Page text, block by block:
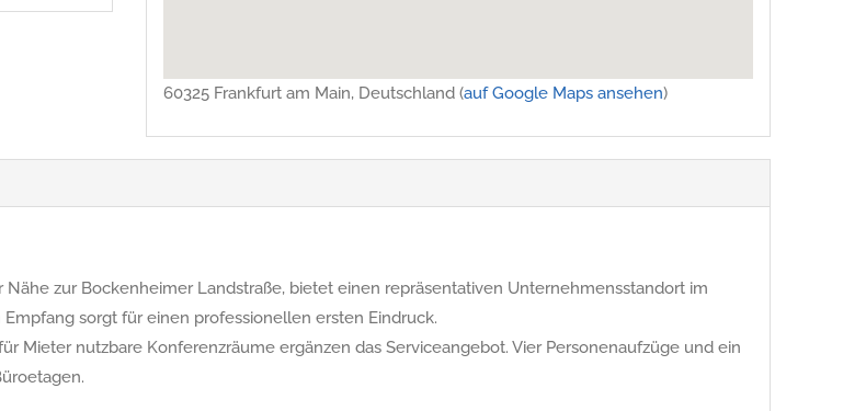
60325 Frankfurt am Main, Deutschland (auf Google Maps ansehen)
zur Bockenheimer Landstraße, bietet einen repräsentativen Unternehmensstandort im
sorgt für einen professionellen ersten Eindruck.
Mieter nutzbare Konferenzräume ergänzen das Serviceangebot. Vier Personenaufzüge und ein